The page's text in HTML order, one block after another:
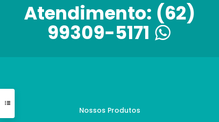
Atendimento: (62)
99309-5171
Nossos Produtos